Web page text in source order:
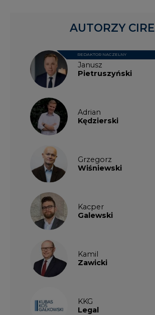
Janusz
Pietruszyński
REDAKTOR NACZELNY
Adrian
Kędzierski
Grzegorz
Wiśniewski
Kacper
Galewski
Kamil
Zawicki
KKG
Legal
AUTORZY CIRE